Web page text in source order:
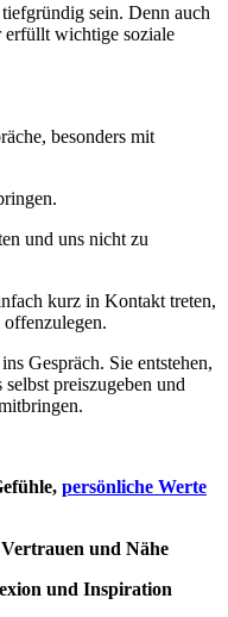
sein. Denn auch
wichtige soziale
besonders mit
und uns nicht zu
kurz in Kontakt treten,
offenzulegen.
Gespräch. Sie entstehen,
preiszugeben und
persönliche Werte
und Nähe
und Inspiration